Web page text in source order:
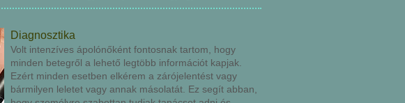
Diagnosztika
Volt intenzíves ápolónőként fontosnak tartom, hogy
minden betegről a lehető legtöbb információt kapjak.
Ezért minden esetben elkérem a zárójelentést vagy
bármilyen leletet vagy annak másolatát. Ez segít abban,